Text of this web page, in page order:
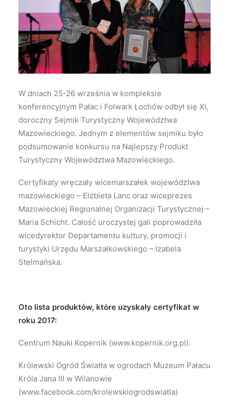
Wyszukiwanie
W dniach 25-26 września w kompleksie
konferencyjnym Pałac i Folwark Łochów odbył się XI,
doroczny Sejmik Turystyczny Województwa
Mazowieckiego. Jednym z elementów sejmiku było
podsumowanie konkursu na Najlepszy Produkt
Turystyczny Województwa Mazowieckiego.
Certyfikaty wręczały wicemarszałek województwa
mazowieckiego – Elżbieta Lanc oraz wiceprezes
Mazowieckiej Regionalnej Organizacji Turystycznej –
Maria Schicht. Całość uroczystej gali poprowadziła
wicedyrektor Departamentu kultury, promocji i
turystyki Urzędu Marszałkowskiego – Izabela
Stelmańska.
Oto lista produktów, które uzyskały certyfikat w
roku 2017:
Centrum Nauki Kopernik (www.kopernik.org.pl).
Królewski Ogród Światła w ogrodach Muzeum Pałacu
Króla Jana III w Wilanowie
(www.facebook.com/krolewskiogrodswiatla)